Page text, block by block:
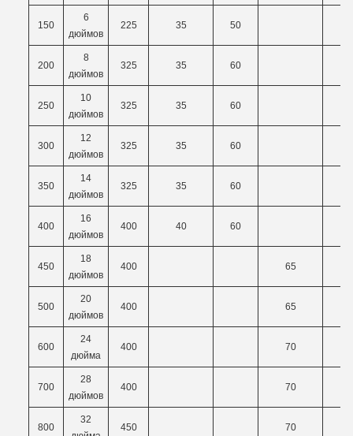
150
6
дюймов
225 35 50
200
8
дюймов
325 35 60
250
10
дюймов
325 35 60
300
12
дюймов
325 35 60
350
14
дюймов
325 35 60
400
16
дюймов
400 40 60
450
18
дюймов
400 65
500
20
дюймов
400 65
600
24
дюйма
400 70
700
28
дюймов
400 70
800
32
450 70